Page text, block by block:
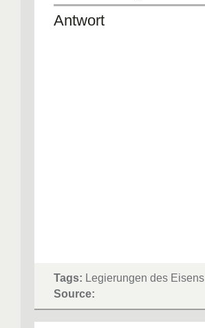
Antwort
Tags: Legierungen des Eisens
Source: